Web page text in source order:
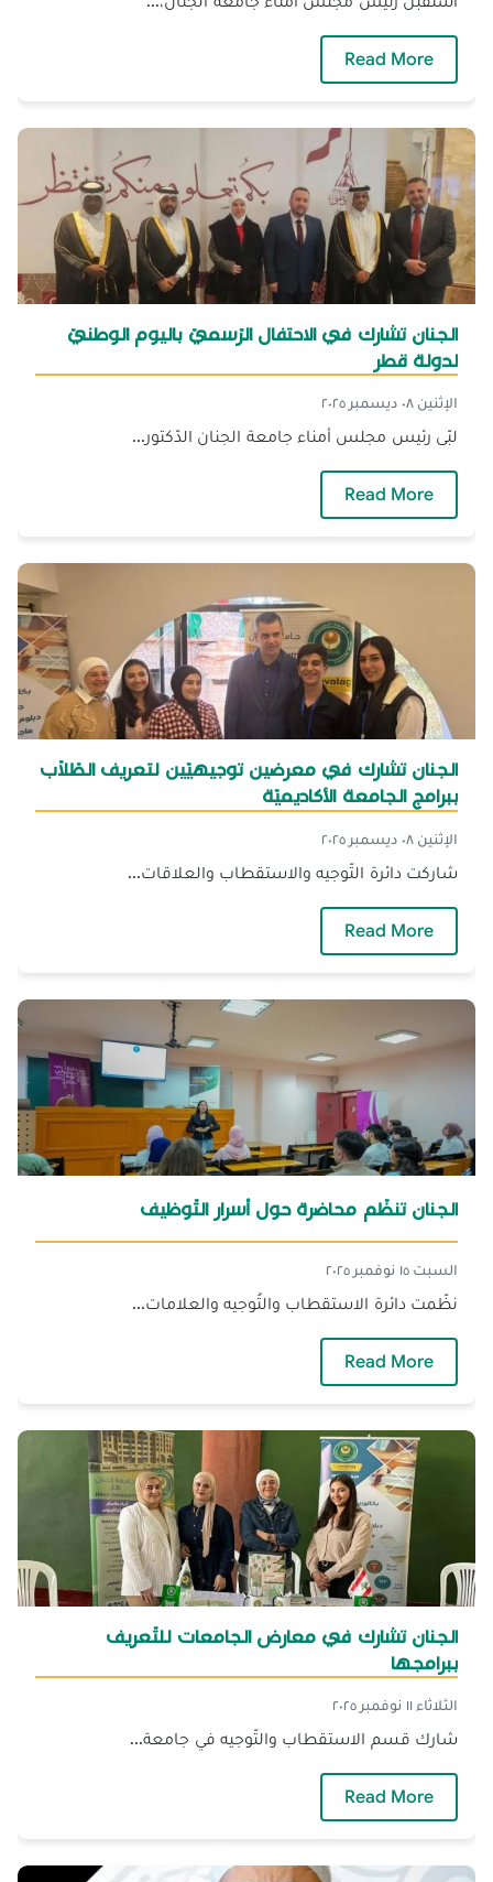
Read More
الجنان تشارك في الاحتفال الرّسميّ باليوم الوطنيّ
لدولة قطر
الإثنين ٠٨ ديسمبر ٢٠٢٥
لبّى رئيس مجلس أمناء جامعة الجنان الدّكتور...
Read More
الجنان تشارك في معرضين توجيهيّين لتعريف الطّلّاب
ببرامج الجامعة الأكاديميّة
الإثنين ٠٨ ديسمبر ٢٠٢٥
شاركت دائرة التّوجيه والاستقطاب والعلاقات...
Read More
الجنان تنظّم محاضرة حول أسرار التّوظيف
السبت ١٥ نوفمبر ٢٠٢٥
نظّمت دائرة الاستقطاب والتُوجيه والعلامات...
Read More
الجنان تشارك في معارض الجامعات للتّعريف
ببرامجها
الثلاثاء ١١ نوفمبر ٢٠٢٥
شارك قسم الاستقطاب والتّوجيه في جامعة...
Read More